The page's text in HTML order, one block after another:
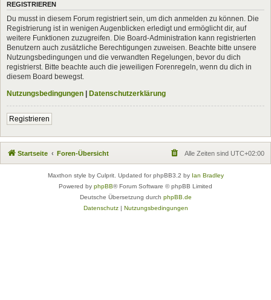
REGISTRIEREN
Du musst in diesem Forum registriert sein, um dich anmelden zu können. Die
Registrierung ist in wenigen Augenblicken erledigt und ermöglicht dir, auf
weitere Funktionen zuzugreifen. Die Board-Administration kann registrierten
Benutzern auch zusätzliche Berechtigungen zuweisen. Beachte bitte unsere
Nutzungsbedingungen und die verwandten Regelungen, bevor du dich
registrierst. Bitte beachte auch die jeweiligen Forenregeln, wenn du dich in
diesem Board bewegst.
Nutzungsbedingungen | Datenschutzerklärung
Registrieren
Startseite Foren-Übersicht Alle Zeiten sind UTC+02:00
Maxthon style by Culprit. Updated for phpBB3.2 by Ian Bradley
Powered by phpBB® Forum Software © phpBB Limited
Deutsche Übersetzung durch phpBB.de
Datenschutz| Nutzungsbedingungen